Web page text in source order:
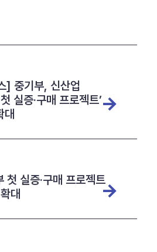
] 중기부, 신산업
실증·구매 프로젝트’
대
첫 실증·구매 프로젝트
대